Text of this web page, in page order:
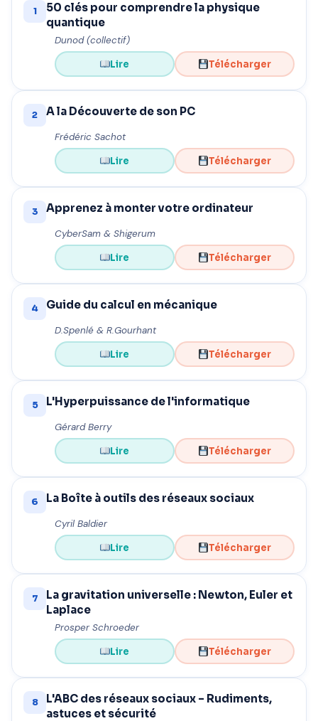
1
50 clés pour comprendre la physique
quantique
Dunod (collectif)
Lire
Télécharger
2 A la Découverte de son PC
Frédéric Sachot
Lire
Télécharger
3 Apprenez à monter votre ordinateur
CyberSam & Shigerum
Lire
Télécharger
4 Guide du calcul en mécanique
D.Spenlé & R.Gourhant
Lire
Télécharger
5 L'Hyperpuissance de l'informatique
Gérard Berry
Lire
Télécharger
6 La Boîte à outils des réseaux sociaux
Cyril Baldier
Lire
Télécharger
7
La gravitation universelle : Newton, Euler et
Laplace
Prosper Schroeder
Lire
Télécharger
8
L'ABC des réseaux sociaux – Rudiments,
astuces et sécurité